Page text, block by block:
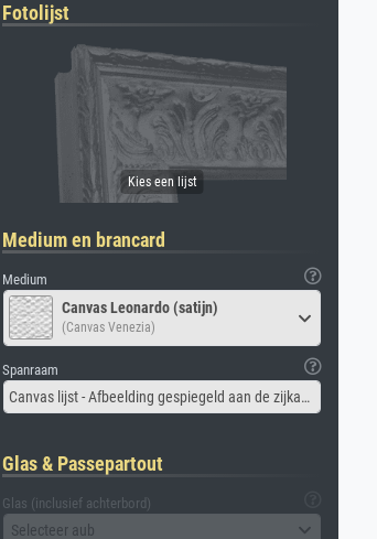
Fotolijst
Medium en brancard
Medium
Canvas Leonardo (satijn)
(Canvas Venezia)
Spanraam
Canvas lijst - Afbeelding gespiegeld aan de zijkant
Glas & Passepartout
Glas (inclusief achterbord)
Selecteer aub